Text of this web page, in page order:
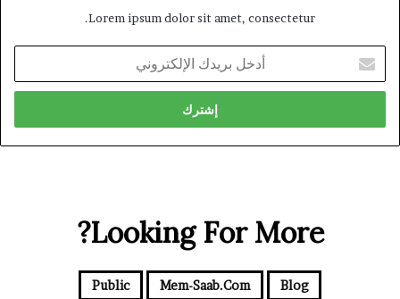
Lorem ipsum dolor sit amet, consectetur.
بريدك
الإلكتروني
Looking For More?
Blog
Mem-Saab.com
Public